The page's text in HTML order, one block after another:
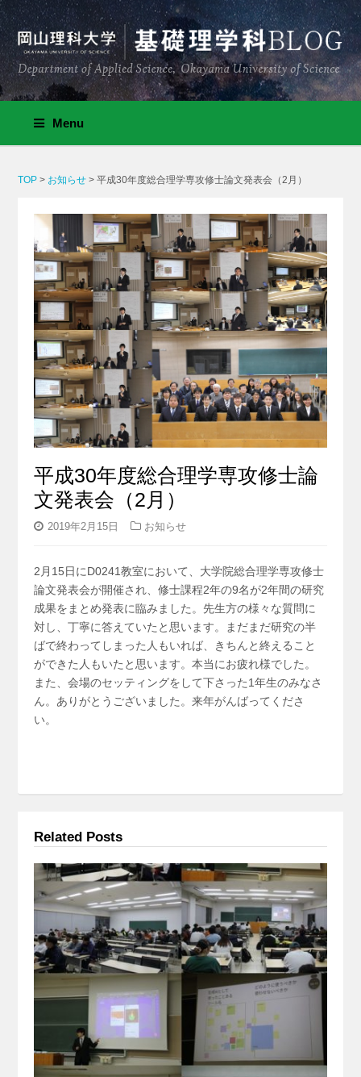
Menu
TOP > お知らせ >平成30年度総合理学専攻修士論文発表会（2月）
平成30年度総合理学専攻修士論
文発表会（2月）
2019年2月15日 お知らせ
2月15日にD0241教室において、大学院総合理学専攻修士
論文発表会が開催され、修士課程2年の9名が2年間の研究
成果をまとめ発表に臨みました。先生方の様々な質問に
対し、丁寧に答えていたと思います。まだまだ研究の半
ばで終わってしまった人もいれば、きちんと終えること
ができた人もいたと思います。本当にお疲れ様でした。
また、会場のセッティングをして下さった1年生のみなさ
ん。ありがとうございました。来年がんばってくださ
い。
Related Posts